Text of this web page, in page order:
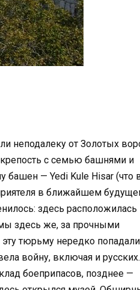
неподалеку от Золотых
с семью башнями и
башен — Yedi Kule Hisar (что
в ближайшем
здесь расположилась
здесь же, за прочными
тюрьму нередко попадали
войну, включая и русских.
боеприпасов, позднее —